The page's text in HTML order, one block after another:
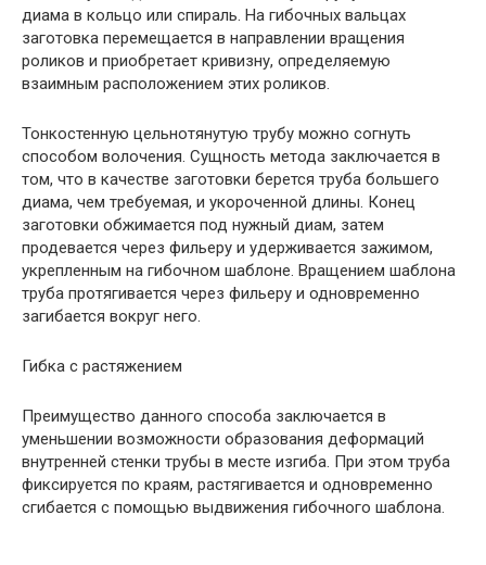
диама в кольцо или спираль. На гибочных вальцах
заготовка перемещается в направлении вращения
роликов и приобретает кривизну, определяемую
взаимным расположением этих роликов.
Тонкостенную цельнотянутую трубу можно согнуть
способом волочения. Сущность метода заключается в
том, что в качестве заготовки берется труба большего
диама, чем требуемая, и укороченной длины. Конец
заготовки обжимается под нужный диам, затем
продевается через фильеру и удерживается зажимом,
укрепленным на гибочном шаблоне. Вращением шаблона
труба протягивается через фильеру и одновременно
загибается вокруг него.
Гибка с растяжением
Преимущество данного способа заключается в
уменьшении возможности образования деформаций
внутренней стенки трубы в месте изгиба. При этом труба
фиксируется по краям, растягивается и одновременно
сгибается с помощью выдвижения гибочного шаблона.